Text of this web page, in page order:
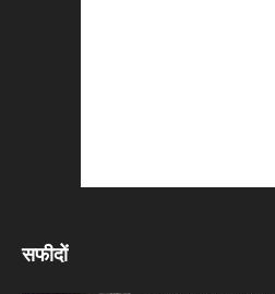
सफीदों